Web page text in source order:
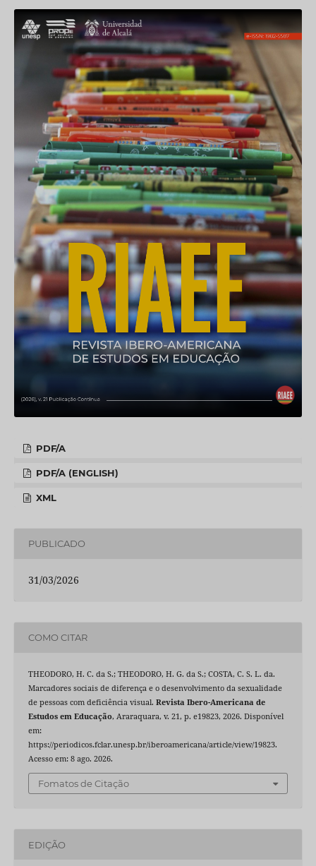
PDF/A
PDF/A (ENGLISH)
XML
PUBLICADO
31/03/2026
COMO CITAR
THEODORO, H. C. da S.; THEODORO, H. G. da S.; COSTA, C. S. L. da.
Marcadores sociais de diferença e o desenvolvimento da sexualidade
de pessoas com deficiência visual. Revista Ibero-Americana de
Estudos em Educação, Araraquara, v. 21, p. e19823, 2026. Disponível
em:
https://periodicos.fclar.unesp.br/iberoamericana/article/view/19823.
Acesso em: 8 ago. 2026.
Fomatos de Citação
EDIÇÃO